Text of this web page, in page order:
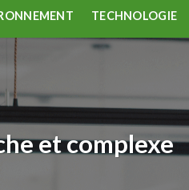
TECHNOLOGIE
et complexe